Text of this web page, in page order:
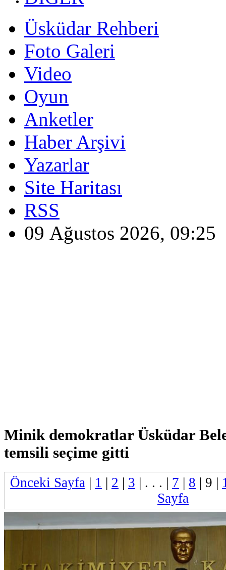
Üsküdar Rehberi
Foto Galeri
Video
Oyun
Anketler
Haber Arşivi
Yazarlar
Site Haritası
RSS
09 Ağustos 2026, 09:25
Minik demokratlar Üsküdar
temsili seçime gitti
Önceki Sayfa | 1 | 2 | 3 | . . . | 7 | 8 | 9 |
Sayfa